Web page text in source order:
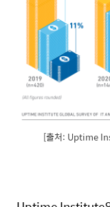
[출처: Uptime